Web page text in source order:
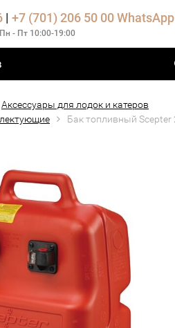
| +7 (701) 206 50 00 WhatsApp
Пн - Пт 10:00-19:00
Аксессуары для лодок и катеров
Бак топливный Scepter